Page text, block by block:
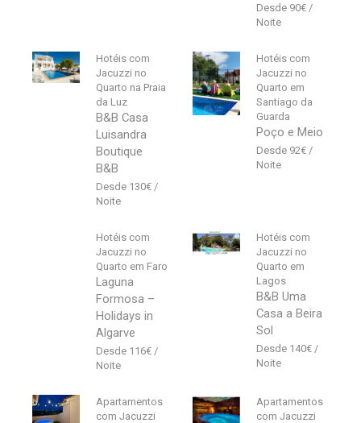
90€
Hotéis com
Jacuzzi no
Quarto na Praia
da Luz
B&B Casa
Luisandra
Boutique
B&B
130€
Hotéis com
Jacuzzi no
Quarto em
Santiago da
Guarda
Poço e Meio
92€
Hotéis com
Jacuzzi no
Quarto em Faro
Laguna
Formosa –
Holidays in
Algarve
116€
Hotéis com
Jacuzzi no
Quarto em
Lagos
B&B Uma
Casa a Beira
Sol
140€
Apartamentos
com Jacuzzi
Apartamentos
com Jacuzzi